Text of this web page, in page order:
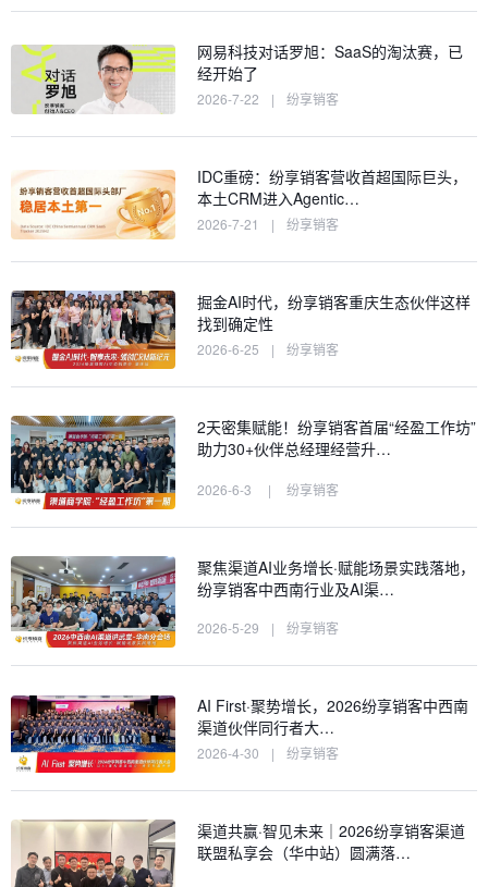
网易科技对话罗旭：SaaS的淘汰赛，已
经开始了
2026-7-22 | 纷享销客
IDC重磅：纷享销客营收首超国际巨头，
本土CRM进入Agentic…
2026-7-21 | 纷享销客
掘金AI时代，纷享销客重庆生态伙伴这样
找到确定性
2026-6-25 | 纷享销客
2天密集赋能！纷享销客首届“经盈工作坊”
助力30+伙伴总经理经营升…
2026-6-3 | 纷享销客
聚焦渠道AI业务增长·赋能场景实践落地，
纷享销客中西南行业及AI渠…
2026-5-29 | 纷享销客
AI First·聚势增长，2026纷享销客中西南
渠道伙伴同行者大…
2026-4-30 | 纷享销客
渠道共赢·智见未来｜2026纷享销客渠道
联盟私享会（华中站）圆满落…